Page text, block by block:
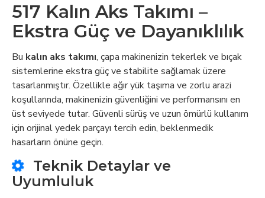
517 Kalın Aks Takımı –
Ekstra Güç ve Dayanıklılık
Bu kalın aks takımı, çapa makinenizin tekerlek ve bıçak
sistemlerine ekstra güç ve stabilite sağlamak üzere
tasarlanmıştır. Özellikle ağır yük taşıma ve zorlu arazi
koşullarında, makinenizin güvenliğini ve performansını en
üst seviyede tutar. Güvenli sürüş ve uzun ömürlü kullanım
için orijinal yedek parçayı tercih edin, beklenmedik
hasarların önüne geçin.
Teknik Detaylar ve
Uyumluluk